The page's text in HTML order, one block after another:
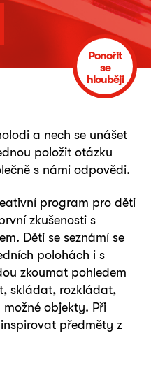
Ponořit
se
hlouběji
a nech se unášet
položit otázku
s námi odpovědi.
program pro děti
zkušenosti s
Děti se seznámí se
polohách i s
zkoumat pohledem
skládat, rozkládat,
objekty. Při
předměty z